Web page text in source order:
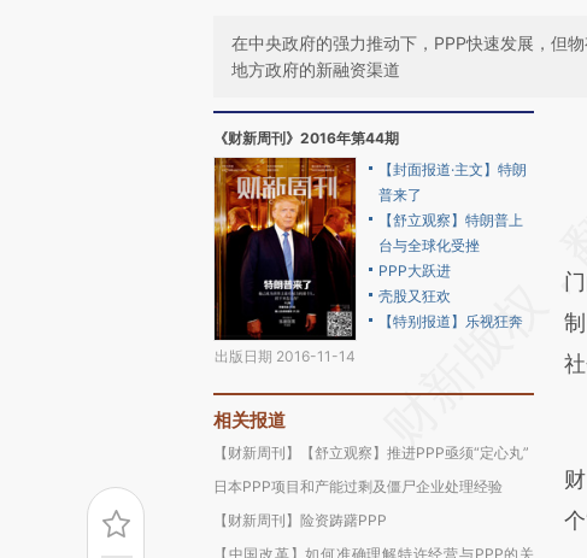
在中央政府的强力推动下，PPP快速发展，但
地方政府的新融资渠道
《财新周刊》2016年第44期
出版日期 2016-11-14
【封面报道·主文】特朗
普来了
【舒立观察】特朗普上
台与全球化受挫
PPP大跃进
壳股又狂欢
【特别报道】乐视狂奔
相关报道
【财新周刊】【舒立观察】推进PPP亟须“定心丸”
日本PPP项目和产能过剩及僵尸企业处理经验
【财新周刊】险资踌躇PPP
【中国改革】如何准确理解特许经营与PPP的关